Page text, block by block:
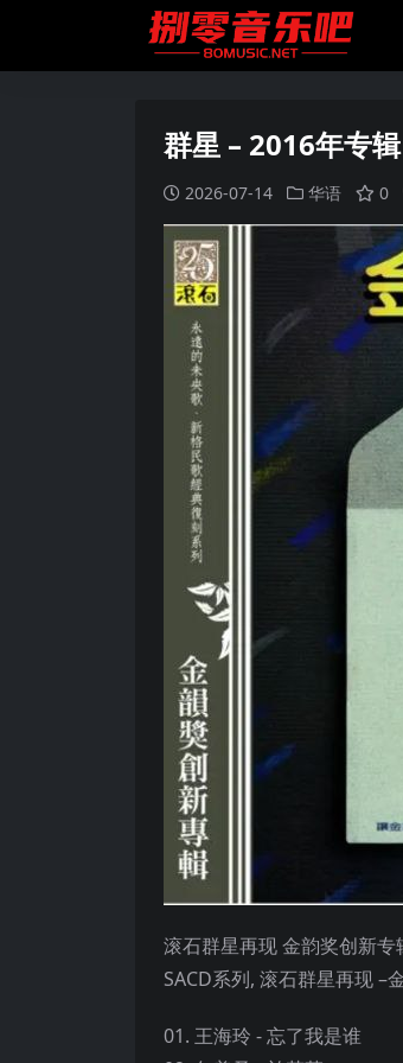
群星 – 2016年专
2026-07-14 华语 0
滚石群星再现 金韵奖创新专
SACD系列, 滚石群星再现
01. 王海玲 - 忘了我是谁